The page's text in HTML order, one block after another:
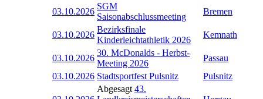
03.10.2026
SGM
Saisonabschlussmeeting
Bremen
03.10.2026
Bezirksfinale
Kinderleichtathletik 2026
Kemnath
03.10.2026
30. McDonalds - Herbst-
Meeting 2026
Passau
03.10.2026 Stadtsportfest Pulsnitz Pulsnitz
Abgesagt 43.